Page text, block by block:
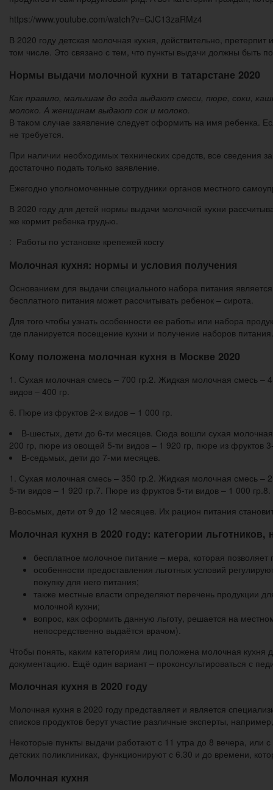
https://www.youtube.com/watch?v=CJC13zaRMz4
В 2020 году детская молочная кухня, действительно,
том числе. Это связано с тем, что пункты выдачи должны быть
Нормы выдачи молочной кухни в татарстане 2020
Как правило, малышам до года выдают смеси, пюре, соки,
молоко. А женщинам выдают сок и молоко.
В таком случае заявление следует оформить на имя ребенка.
не требуется.
При наличии необходимых технических средств, все сведения
достаточно подать только заявление.
Ежегодно уполномоченные сотрудники органов местного
В 2020 году для детей нормы выдачи молочной кухни
же кормит ребенка грудью.
: Работы по установке крепежей косгу
Молочная кухня: нормы и условия получения
Основанием для выдачи специального набора питания
бесплатного питания может рассчитывать ребенок – сирота.
Для того чтобы узнать особенности ее работы или набора
где планируется посещение кухни и получение наборов питания.
Кому положена молочная кухня в Москве 2020
1. Сухая молочная смесь – 700 гр.2. Жидкая молочная смесь –
видов – 400 гр.
6. Пюре из фруктов 2-х видов – 1 000 гр.
В-шестых, дети до 6-ти месяцев. Сюда вошли сухая
200 гр, пюре из овощей 5-ти видов – 1 920 гр, пюре из фруктов
В-седьмых, дети до 7-ми месяцев.
1. Сухая молочная смесь – 350 гр.2. Жидкая молочная смесь –
5-ти видов – 1 920 гр.7. Пюре из фруктов 5-ти видов – 1 000
В-восьмых, дети от 9 до 12 месяцев. Их рацион питания
Молочная кухня в 2020 году: категории
бесплатное молочное питание – мера, которая
особенности предоставления льготных условий
покупку для него питания;
также местные власти определяют перечень продукции
молочной кухни;
вопрос, как оформить данную льготу, решается на
непосредственно выдаётся врачом).
Чтобы понять, каким категориям лиц положена молочная
документацию. Ещё один вариант – проконсультироваться с
Молочная кухня в 2020 году
Молочная кухня в 2020 году представляет и является
списков продуктов берут участие различные эксперты,
Некоторые пункты выдачи работают с 11 утра до 8 вечера, или
детских поликлиниках, функционируют с 6.30 и до времени,
Молочная кухня